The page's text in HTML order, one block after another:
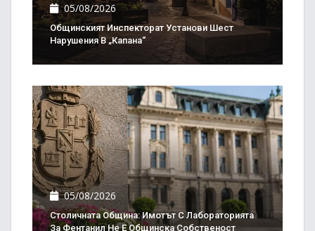
05/08/2026
Общинският Инспекторат Установи Шест
Нарушения В „Капана“
05/08/2026
Столичната Община: Имотът С Лабораторията
За Фентанил Не Е Общинска Собственост